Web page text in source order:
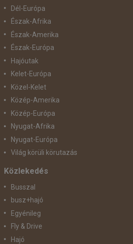
Dél-Európa
Észak-Afrika
Észak-Amerika
Észak-Európa
Hajóutak
Kelet-Európa
Közel-Kelet
Közép-Amerika
Közép-Európa
Nyugat-Afrika
Nyugat-Európa
Világ körüli körutazás
Közlekedés
Busszal
busz+hajó
Egyénileg
Fly & Drive
Hajó